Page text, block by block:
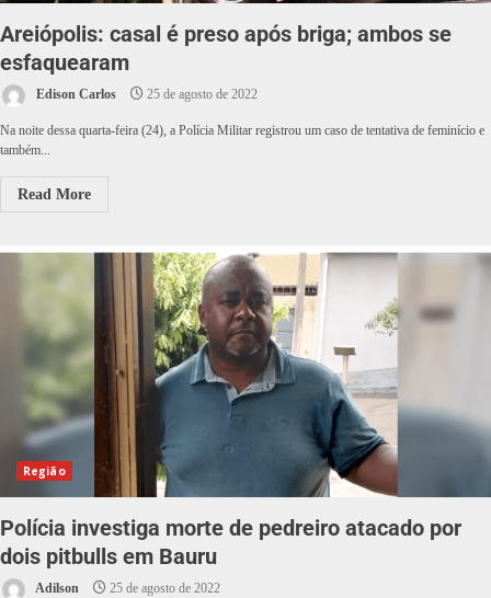
Areiópolis: casal é preso após briga; ambos se
esfaquearam
Edison Carlos 25 de agosto de 2022
Na noite dessa quarta-feira (24), a Polícia Militar registrou um caso de tentativa de feminício e
também...
Read More
Região
Polícia investiga morte de pedreiro atacado por
dois pitbulls em Bauru
Adilson 25 de agosto de 2022